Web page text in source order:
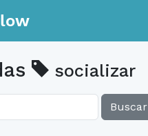
socializar
Buscar